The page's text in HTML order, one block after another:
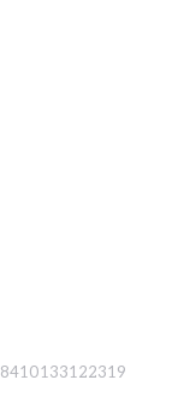
8410133122319